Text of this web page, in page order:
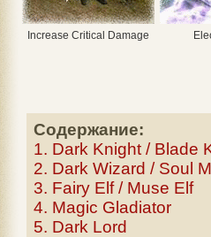
Increase Critical Damage
Содержание:
1. Dark Knight / Blade
2. Dark Wizard / Soul
3. Fairy Elf / Muse Elf
4. Magic Gladiator
5. Dark Lord